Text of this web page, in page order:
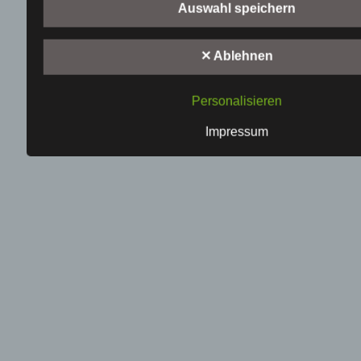
a) personenbezogene Daten
Personenbezogene Daten sind alle Informationen, die
identifizierte oder identifizierbare natürliche Person (im
"betroffene Person") beziehen. Als identifizierbar wird
Zuordnung zu einer Kennung wie einem Namen, zu
Auswahl speichern
✕ Ablehnen
Personalisieren
Impressum